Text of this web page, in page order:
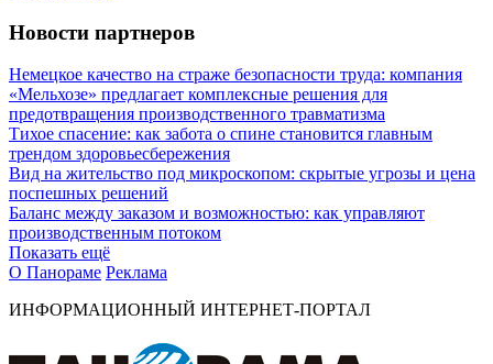
Новости партнеров
Немецкое качество на страже безопасности труда: компания
«Мельхозе» предлагает комплексные решения для
предотвращения производственного травматизма
Тихое спасение: как забота о спине становится главным
трендом здоровьесбережения
Вид на жительство под микроскопом: скрытые угрозы и цена
поспешных решений
Баланс между заказом и возможностью: как управляют
производственным потоком
Показать ещё
О Панораме Реклама
ИНФОРМАЦИОННЫЙ ИНТЕРНЕТ-ПОРТАЛ